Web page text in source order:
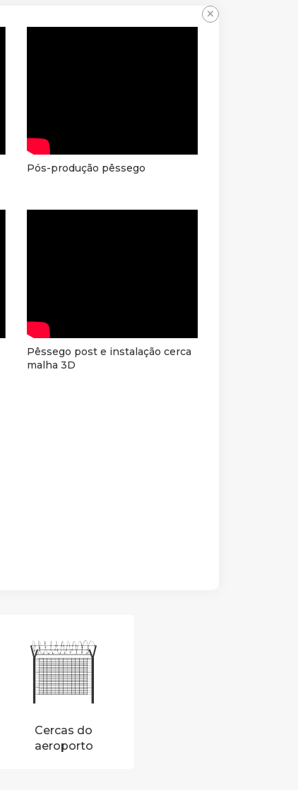
Pós-produção pêssego
Pêssego post e instalação cerca
malha 3D
×
Cercas do
aeroporto